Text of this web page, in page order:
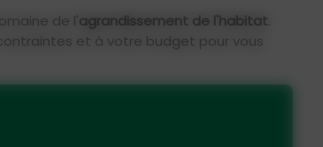
de l'agrandissement de l'habitat
et à votre budget pour vous